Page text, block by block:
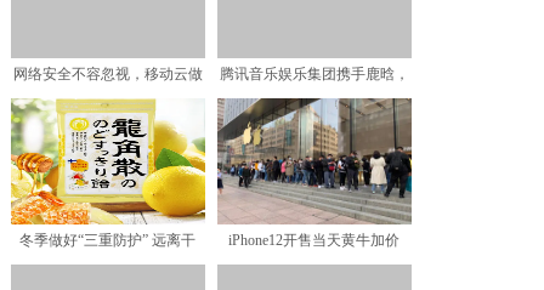
网络安全不容忽视，移动云做
您身后的守护者！
腾讯音乐娱乐集团携手鹿晗，
见证用户力觉醒助力行业
冬季做好“三重防护” 远离干
iPhone12开售当天黄牛加价